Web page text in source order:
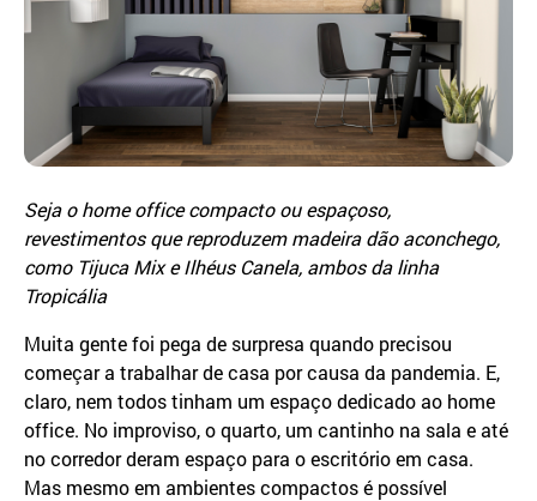
Seja o home office compacto ou espaçoso,
revestimentos que reproduzem madeira dão aconchego,
como Tijuca Mix e Ilhéus Canela, ambos da linha
Tropicália
Muita gente foi pega de surpresa quando precisou
começar a trabalhar de casa por causa da pandemia. E,
claro, nem todos tinham um espaço dedicado ao home
office. No improviso, o quarto, um cantinho na sala e até
no corredor deram espaço para o escritório em casa.
Mas mesmo em ambientes compactos é possível